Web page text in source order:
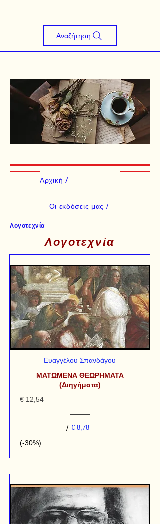
Αναζήτηση
Αρχική /
Οι εκδόσεις μας /
Λογοτεχνία
Λογοτεχνία
Ευαγγέλου Σπανδάγου
ΜΑΤΩΜΕΝΑ ΘΕΩΡΗΜΑΤΑ
(Διηγήματα)
€ 12,54
/ € 8,78
(-30%)